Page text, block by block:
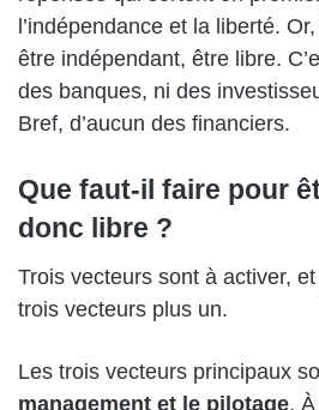
l’indépendance et la liberté.
être indépendant, être libre.
des banques, ni des
Bref, d’aucun des financiers.
Que faut-il faire pour
donc libre ?
Trois vecteurs sont à activer,
trois vecteurs plus un.
Les trois vecteurs principaux
management et le pilotage.